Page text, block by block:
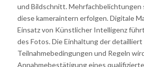
und Bildschnitt. Mehrfachbelichtungen
diese kameraintern erfolgen. Digitale
Einsatz von Künstlicher Intelligenz
des Fotos. Die Einhaltung der
Teilnahmebedingungen und Regeln
Annahmebestätigung eines